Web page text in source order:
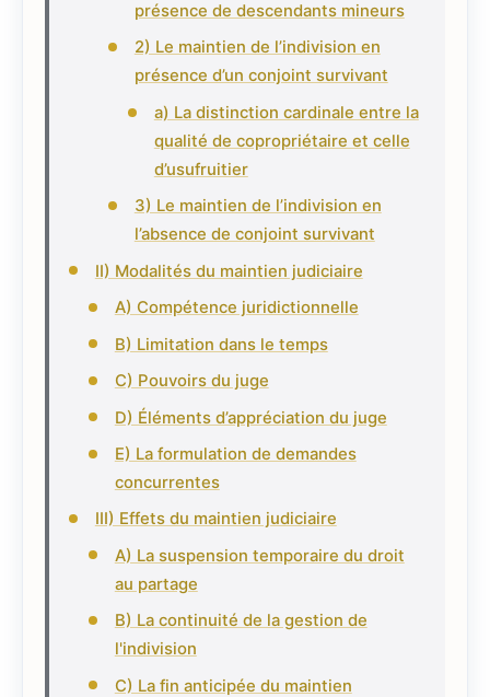
présence de descendants mineurs
2) Le maintien de l’indivision en
présence d’un conjoint survivant
a) La distinction cardinale entre la
qualité de copropriétaire et celle
d’usufruitier
3) Le maintien de l’indivision en
l’absence de conjoint survivant
II) Modalités du maintien judiciaire
A) Compétence juridictionnelle
B) Limitation dans le temps
C) Pouvoirs du juge
D) Éléments d’appréciation du juge
E) La formulation de demandes
concurrentes
III) Effets du maintien judiciaire
A) La suspension temporaire du droit
au partage
B) La continuité de la gestion de
l'indivision
C) La fin anticipée du maintien